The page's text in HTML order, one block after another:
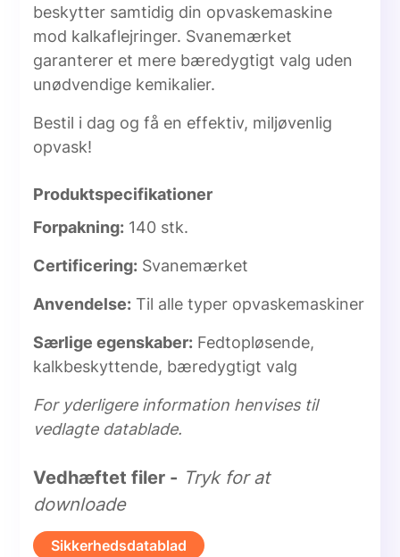
beskytter samtidig din opvaskemaskine
mod kalkaflejringer. Svanemærket
garanterer et mere bæredygtigt valg uden
unødvendige kemikalier.
Bestil i dag og få en effektiv, miljøvenlig
opvask!
Produktspecifikationer
Forpakning: 140 stk.
Certificering: Svanemærket
Anvendelse: Til alle typer opvaskemaskiner
Særlige egenskaber: Fedtopløsende,
kalkbeskyttende, bæredygtigt valg
For yderligere information henvises til
vedlagte datablade.
Vedhæftet filer - Tryk for at
downloade
Sikkerhedsdatablad